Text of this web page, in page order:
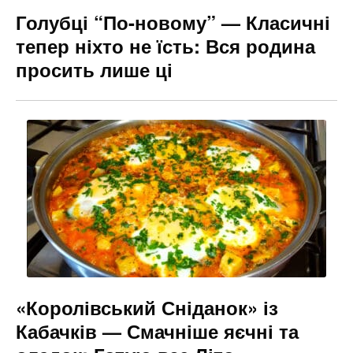
Голубці “По-новому” — Класичні
тепер ніхто не їсть: Вся родина
просить лише ці
«Королівський Сніданок» із
Кабачків — Смачніше яєчні та